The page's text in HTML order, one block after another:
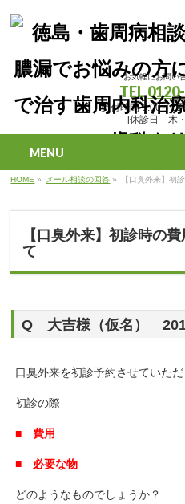
お気軽にお問い
TEL
受付時間 9:00～
[休診日 木
MENU
HOME » メール相談の回答 » 【口臭外来】初
【口臭外来】初診時の
て
Q 大吉様（仮名）
口臭外来を初診予約させていただ
初診の際
■ 費用
■ 必要な物
どのようなものでしょうか？